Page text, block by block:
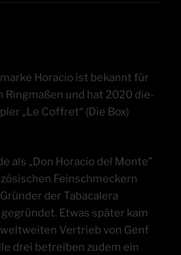
Hora­cio ist bekannt für
Ring­ma­ßen und hat 2020 die­
„Le Coff­ret“ (Die Box)
als „Don Hora­cio del Mon­te”
Fein­schme­ckern
der Taba­ca­lera
gegrün­det. Etwas spä­ter kam
Ver­trieb von Genf
drei betrei­ben zudem ein